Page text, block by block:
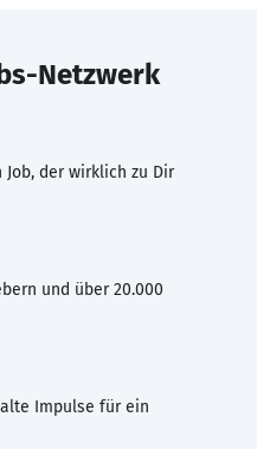
Netzwerk
Job, der wirklich zu Dir
und über 20.000
Impulse für ein